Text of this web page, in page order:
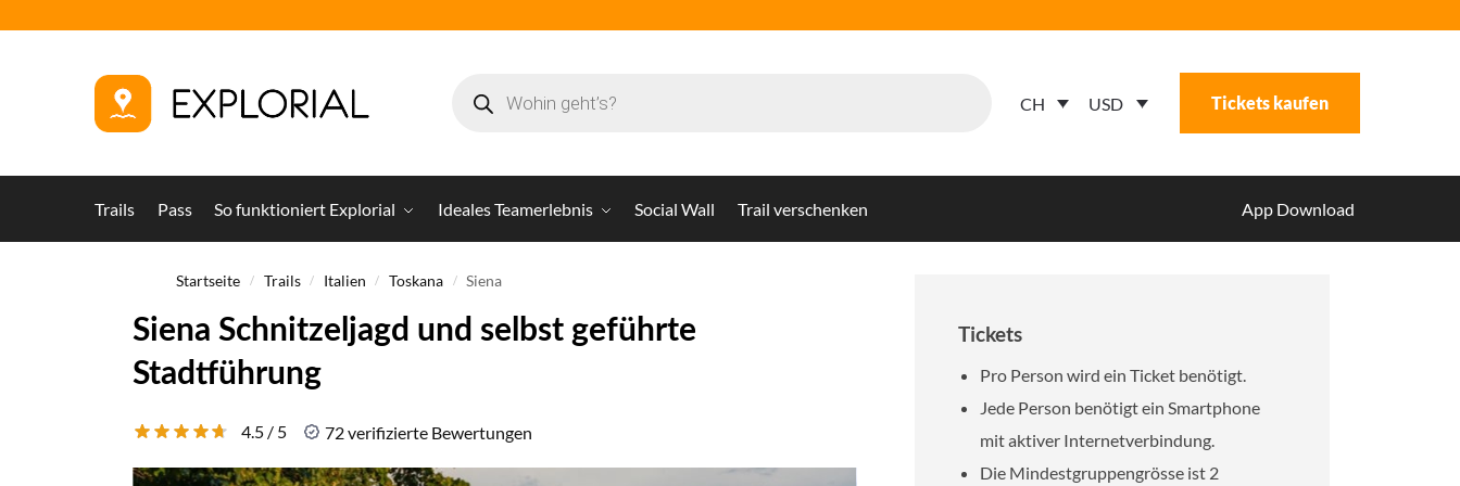
CH USD Tickets kaufen
Trails Pass So funktioniert Explorial Ideales Teamerlebnis Social Wall Trail verschenken App Download
Startseite / Trails / Italien / Toskana / Siena
Siena Schnitzeljagd und selbst geführte
Stadtführung
4.5 / 5 72 verifizierte Bewertungen
Tickets
Pro Person wird ein Ticket benötigt.
Jede Person benötigt ein Smartphone
mit aktiver Internetverbindung.
Die Mindestgruppengrösse ist 2